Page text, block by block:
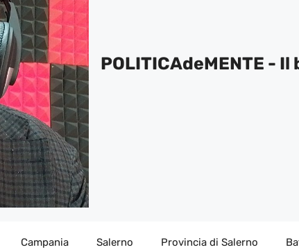
POLITICAdeMENTE -
Campania Salerno Provincia di Salerno